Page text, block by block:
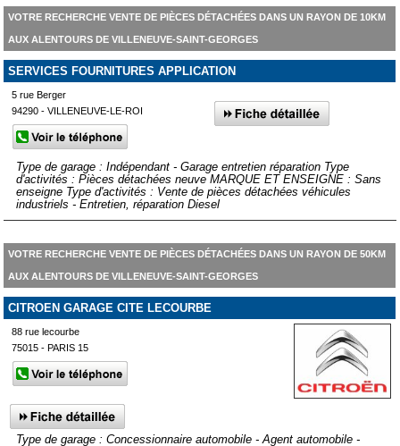
VOTRE RECHERCHE VENTE DE PIÈCES DÉTACHÉES DANS UN RAYON DE 10KM
AUX ALENTOURS DE VILLENEUVE-SAINT-GEORGES
SERVICES FOURNITURES APPLICATION
5 rue Berger
94290 - VILLENEUVE-LE-ROI
Type de garage : Indépendant - Garage entretien réparation Type
d'activités : Pièces détachées neuve MARQUE ET ENSEIGNE : Sans
enseigne Type d'activités : Vente de pièces détachées véhicules
industriels - Entretien, réparation Diesel
VOTRE RECHERCHE VENTE DE PIÈCES DÉTACHÉES DANS UN RAYON DE 50KM
AUX ALENTOURS DE VILLENEUVE-SAINT-GEORGES
CITROEN GARAGE CITE LECOURBE
88 rue lecourbe
75015 - PARIS 15
Type de garage : Concessionnaire automobile - Agent automobile -